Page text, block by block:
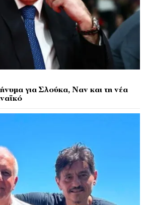
για Σλούκα, Ναν και τη νέα